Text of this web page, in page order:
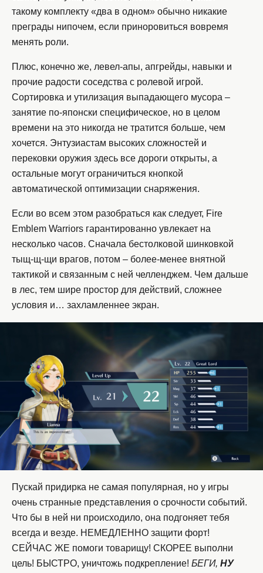
такому комплекту «два в одном» обычно никакие
преграды нипочем, если приноровиться вовремя
менять роли.
Плюс, конечно же, левел-апы, апгрейды, навыки и
прочие радости соседства с ролевой игрой.
Сортировка и утилизация выпадающего мусора –
занятие по-японски специфическое, но в целом
времени на это никогда не тратится больше, чем
хочется. Энтузиастам высоких сложностей и
перековки оружия здесь все дороги открыты, а
остальные могут ограничиться кнопкой
автоматической оптимизации снаряжения.
Если во всем этом разобраться как следует, Fire
Emblem Warriors гарантированно увлекает на
несколько часов. Сначала бестолковой шинковкой
тыщ-щ-щи врагов, потом – более-менее внятной
тактикой и связанным с ней челленджем. Чем дальше
в лес, тем шире простор для действий, сложнее
условия и… захламленнее экран.
Пускай придирка не самая популярная, но у игры
очень странные представления о срочности событий.
Что бы в ней ни происходило, она подгоняет тебя
всегда и везде. НЕМЕДЛЕННО защити форт!
СЕЙЧАС ЖЕ помоги товарищу! СКОРЕЕ выполни
цель! БЫСТРО, уничтожь подкрепление! БЕГИ, НУ